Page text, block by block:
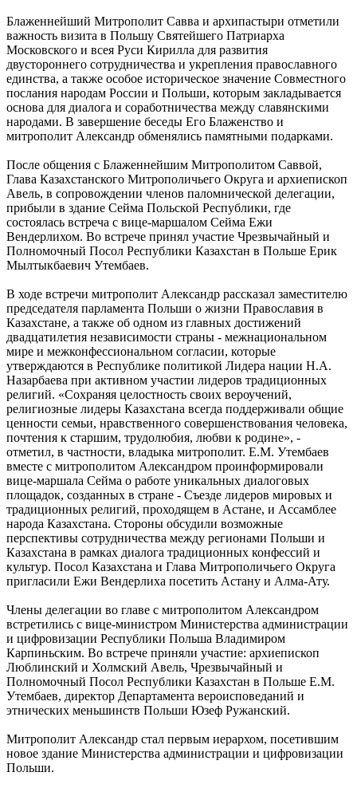
Блаженнейший Митрополит Савва и архипастыри отметили
важность визита в Польшу Святейшего Патриарха
Московского и всея Руси Кирилла для развития
двустороннего сотрудничества и укрепления православного
единства, а также особое историческое значение Совместного
послания народам России и Польши, которым закладывается
основа для диалога и соработничества между славянскими
народами. В завершение беседы Его Блаженство и
митрополит Александр обменялись памятными подарками.
После общения с Блаженнейшим Митрополитом Саввой,
Глава Казахстанского Митрополичьего Округа и архиепископ
Авель, в сопровождении членов паломнической делегации,
прибыли в здание Сейма Польской Республики, где
состоялась встреча с вице-маршалом Сейма Ежи
Вендерлихом. Во встрече принял участие Чрезвычайный и
Полномочный Посол Республики Казахстан в Польше Ерик
Мылтыкбаевич Утембаев.
В ходе встречи митрополит Александр рассказал заместителю
председателя парламента Польши о жизни Православия в
Казахстане, а также об одном из главных достижений
двадцатилетия независимости страны - межнациональном
мире и межконфессиональном согласии, которые
утверждаются в Республике политикой Лидера нации Н.А.
Назарбаева при активном участии лидеров традиционных
религий. «Сохраняя целостность своих вероучений,
религиозные лидеры Казахстана всегда поддерживали общие
ценности семьи, нравственного совершенствования человека,
почтения к старшим, трудолюбия, любви к родине», -
отметил, в частности, владыка митрополит. Е.М. Утембаев
вместе с митрополитом Александром проинформировали
вице-маршала Сейма о работе уникальных диалоговых
площадок, созданных в стране - Съезде лидеров мировых и
традиционных религий, проходящем в Астане, и Ассамблее
народа Казахстана. Стороны обсудили возможные
перспективы сотрудничества между регионами Польши и
Казахстана в рамках диалога традиционных конфессий и
культур. Посол Казахстана и Глава Митрополичьего Округа
пригласили Ежи Вендерлиха посетить Астану и Алма-Ату.
Члены делегации во главе с митрополитом Александром
встретились с вице-министром Министерства администрации
и цифровизации Республики Польша Владимиром
Карпиньским. Во встрече приняли участие: архиепископ
Люблинский и Холмский Авель, Чрезвычайный и
Полномочный Посол Республики Казахстан в Польше Е.М.
Утембаев, директор Департамента вероисповеданий и
этнических меньшинств Польши Юзеф Ружанский.
Митрополит Александр стал первым иерархом, посетившим
новое здание Министерства администрации и цифровизации
Польши.